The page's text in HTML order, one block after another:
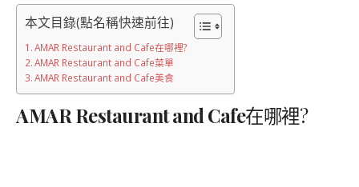
本文目錄(點名稱快速前往)
AMAR Restaurant and Cafe在哪裡?
AMAR Restaurant and Cafe菜單
AMAR Restaurant and Cafe美食
AMAR Restaurant and Cafe在哪裡?